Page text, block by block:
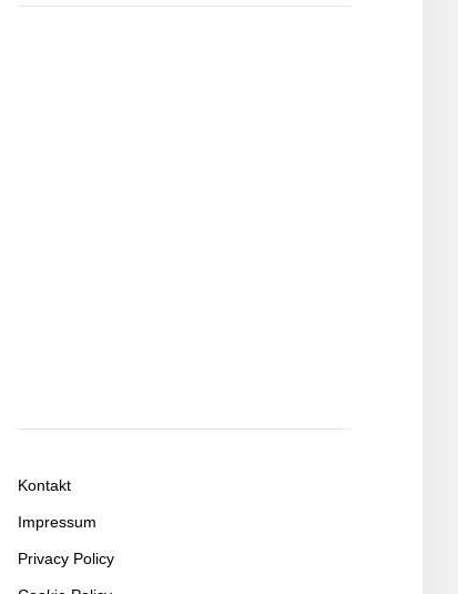
Kontakt
Impressum
Privacy Policy